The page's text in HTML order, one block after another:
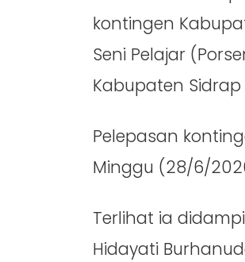
kontingen
Seni Pelajar
Kabupaten
Pelepasan
Minggu (28/6/
Terlihat ia
Hidayati